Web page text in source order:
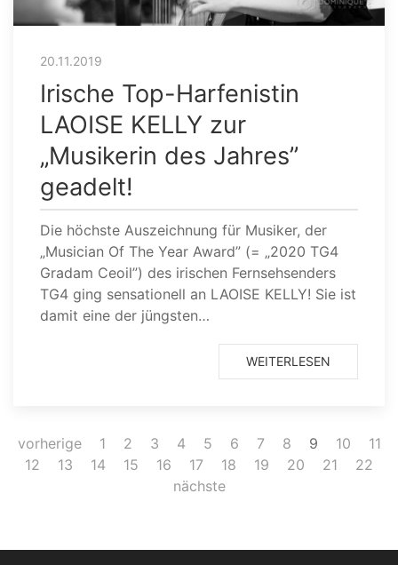
20.11.2019
Irische Top-Harfenistin
LAOISE KELLY zur
„Musikerin des Jahres”
geadelt!
Die höchste Auszeichnung für Musiker, der
„Musician Of The Year Award” (= „2020 TG4
Gradam Ceoil”) des irischen Fernsehsenders
TG4 ging sensationell an LAOISE KELLY! Sie ist
damit eine der jüngsten…
WEITERLESEN
vorherige 1 2 3 4 5 6 7 8 9 10
11
12
13 14 15 16 17 18 19 20 21
22
nächste